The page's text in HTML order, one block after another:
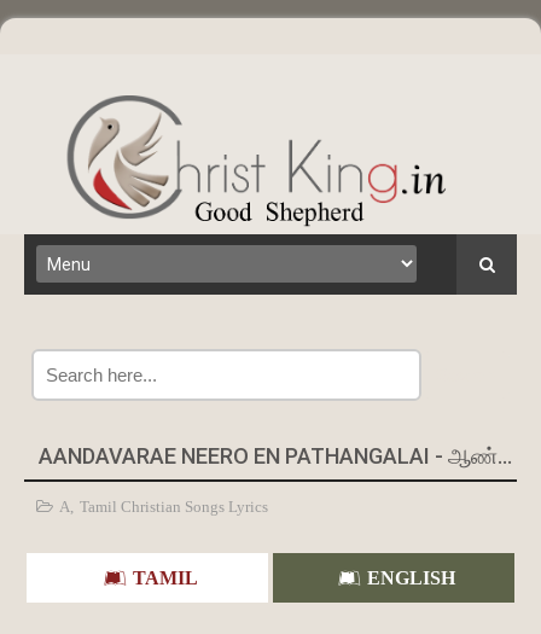
AANDAVARAE NEERO EN PATHANGALAI - ஆண்டவரே நீரோ என் பாதங்களைக்
A, Tamil Christian Songs Lyrics
TAMIL ENGLISH